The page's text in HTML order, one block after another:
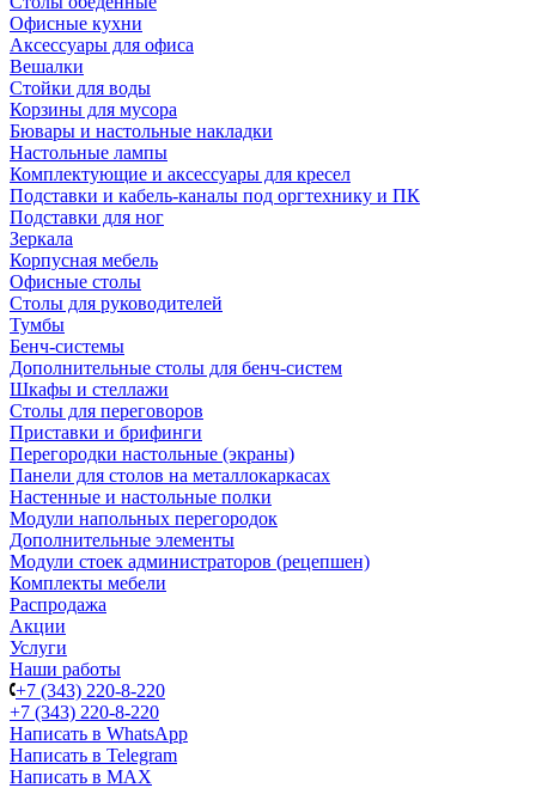
Офисные кухни
Аксессуары для офиса
Вешалки
Стойки для воды
Корзины для мусора
Бювары и настольные накладки
Настольные лампы
Комплектующие и аксессуары для кресел
Подставки и кабель-каналы под оргтехнику и ПК
Подставки для ног
Зеркала
Корпусная мебель
Офисные столы
Столы для руководителей
Тумбы
Бенч-системы
Дополнительные столы для бенч-систем
Шкафы и стеллажи
Столы для переговоров
Приставки и брифинги
Перегородки настольные (экраны)
Панели для столов на металлокаркасах
Настенные и настольные полки
Модули напольных перегородок
Дополнительные элементы
Модули стоек администраторов (рецепшен)
Комплекты мебели
Распродажа
Акции
Услуги
Наши работы
+7 (343) 220-8-220
+7 (343) 220-8-220
Написать в WhatsApp
Написать в Telegram
Написать в MAX